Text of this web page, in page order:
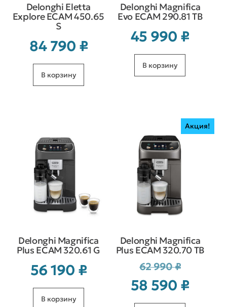
Delonghi Eletta
Explore ECAM 450.65
S
84 790 ₽
В корзину
Delonghi Magnifica
Evo ECAM 290.81 TB
45 990 ₽
В корзину
Delonghi Magnifica
Plus ECAM 320.61 G
56 190 ₽
В корзину
Акция!
Delonghi Magnifica
Plus ECAM 320.70 TB
62 990₽
составляла
62 990 ₽.
58 590 ₽Текущая